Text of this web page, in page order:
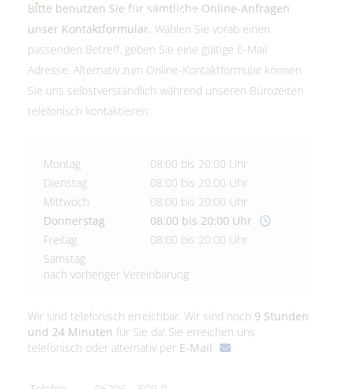
Bitte benutzen Sie für sämtliche Online-Anfragen
unser Kontaktformular. Wählen Sie vorab einen
passenden Betreff, geben Sie eine gültige E-Mail
Adresse. Alternativ zum Online-Kontaktformular können
Sie uns selbstverständlich während unseren Bürozeiten
telefonisch kontaktieren:
Montag
08:00 bis 20:00 Uhr
Dienstag
08:00 bis 20:00 Uhr
Mittwoch
08:00 bis 20:00 Uhr
Donnerstag
08:00 bis 20:00 Uhr
Freitag
08:00 bis 20:00 Uhr
Samstag
nach vorheriger Vereinbarung
Wir sind telefonisch erreichbar. Wir sind noch 9 Stunden
und 24 Minuten für Sie da! Sie erreichen uns
telefonisch oder alternativ per E-Mail .